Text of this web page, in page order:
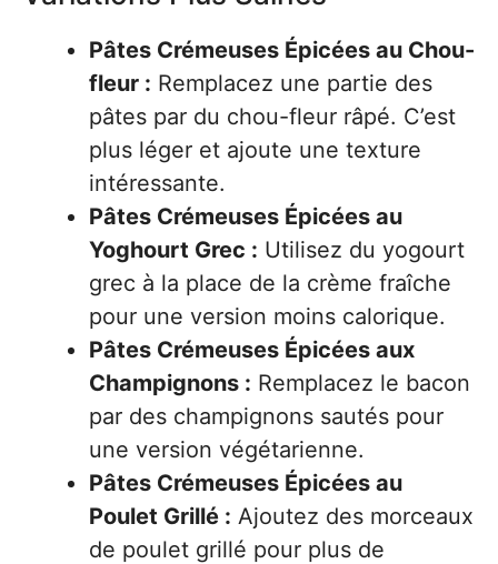
Pâtes Crémeuses Épicées au Chou-
fleur : Remplacez une partie des
pâtes par du chou-fleur râpé. C’est
plus léger et ajoute une texture
intéressante.
Pâtes Crémeuses Épicées au
Yoghourt Grec : Utilisez du yogourt
grec à la place de la crème fraîche
pour une version moins calorique.
Pâtes Crémeuses Épicées aux
Champignons : Remplacez le bacon
par des champignons sautés pour
une version végétarienne.
Pâtes Crémeuses Épicées au
Poulet Grillé : Ajoutez des morceaux
de poulet grillé pour plus de